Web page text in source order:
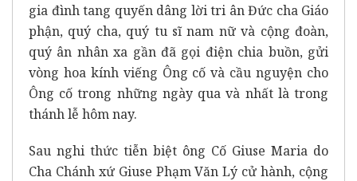
gia đình tang quyến dâng lời tri ân Đức cha Giáo
phận, quý cha, quý tu sĩ nam nữ và cộng đoàn,
quý ân nhân xa gần đã gọi điện chia buồn, gửi
vòng hoa kính viếng Ông cố và cầu nguyện cho
Ông cố trong những ngày qua và nhất là trong
thánh lễ hôm nay.
Sau nghi thức tiễn biệt ông Cố Giuse Maria do
Cha Chánh xứ Giuse Phạm Văn Lý cử hành, cộng